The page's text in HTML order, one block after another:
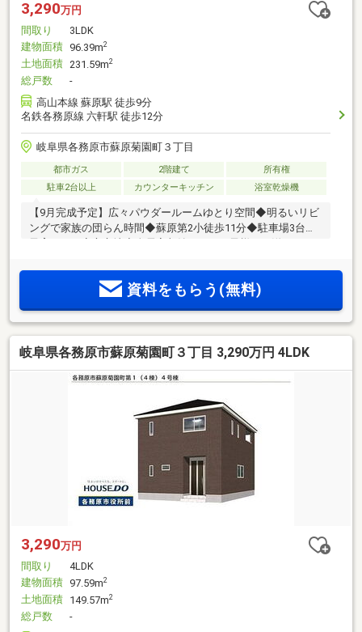
3,290万円
間取り
3LDK
建物面積 96.39m2
土地面積 231.59m2
総戸数
-
高山本線 蘇原駅 徒歩9分
名鉄各務原線 六軒駅 徒歩12分
岐阜県各務原市蘇原菊園町３丁目
都市ガス 2階建て
所有権
駐車2台以上
カウンターキッチン 浴室乾燥機
【9月完成予定】広々パウダールームゆとり空間◆明るいリビ
ングで家族の団らん時間◆蘇原第2小徒歩11分◆駐車場3台◆
資料をもらう(無料)
岐阜県各務原市蘇原菊園町３丁目 3,290万円 4LDK
3,290万円
間取り
4LDK
建物面積 97.59m2
土地面積 149.57m2
総戸数
-